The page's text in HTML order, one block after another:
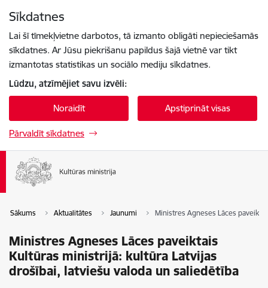
Sīkdatnes
Lai šī tīmekļvietne darbotos, tā izmanto obligāti nepieciešamās
sīkdatnes. Ar Jūsu piekrišanu papildus šajā vietnē var tikt
izmantotas statistikas un sociālo mediju sīkdatnes.
Lūdzu, atzīmējiet savu izvēli:
Noraidīt Apstiprināt visas
Pārvaldīt sīkdatnes
Sākums Aktualitātes Jaunumi Ministres Agneses Lāces
Ministres Agneses Lāces paveiktais
Kultūras ministrijā: kultūra Latvijas
drošībai, latviešu valoda un saliedētība